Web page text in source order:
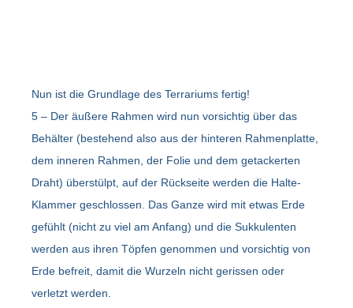
Nun ist die Grundlage des Terrariums fertig!
5 – Der äußere Rahmen wird nun vorsichtig über das
Behälter (bestehend also aus der hinteren Rahmenplatte,
dem inneren Rahmen, der Folie und dem getackerten
Draht) überstülpt, auf der Rückseite werden die Halte-
Klammer geschlossen. Das Ganze wird mit etwas Erde
gefühlt (nicht zu viel am Anfang) und die Sukkulenten
werden aus ihren Töpfen genommen und vorsichtig von
Erde befreit, damit die Wurzeln nicht gerissen oder
verletzt werden.